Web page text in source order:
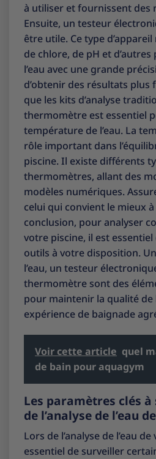
à utiliser et fournissent des
Ensuite, un testeur
être utile. Ce type
de chlore, de pH et
l’eau avec une grande
d’obtenir des résultats plus
que les kits d’analyse
thermomètre est essentiel
température de l’eau. La
rôle important dans
piscine. Il existe différents
thermomètres, allant des
modèles numériques.
celui qui convient le mieux
conclusion, pour analyser
votre piscine, il est essentiel
outils à votre disposition.
l’eau, un testeur
thermomètre sont des
pour maintenir la qualité de
expérience de baignade
Voir cette article quel
de bain pour aquagym
Les paramètres clés
de l’analyse de l’eau
Lors de l’analyse de l’eau
essentiel de surveiller